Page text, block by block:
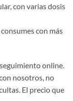
con varias dosis
con más
online.
nosotros, no
El precio que